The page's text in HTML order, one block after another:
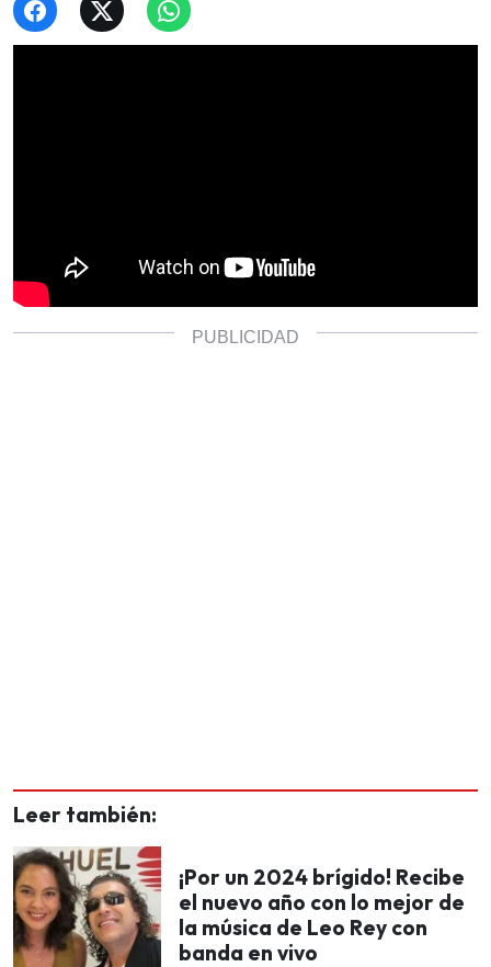
Leer también:
¡Por un 2024 brígido! Recibe
el nuevo año con lo mejor de
la música de Leo Rey con
banda en vivo